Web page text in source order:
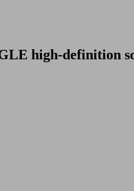
high-definition